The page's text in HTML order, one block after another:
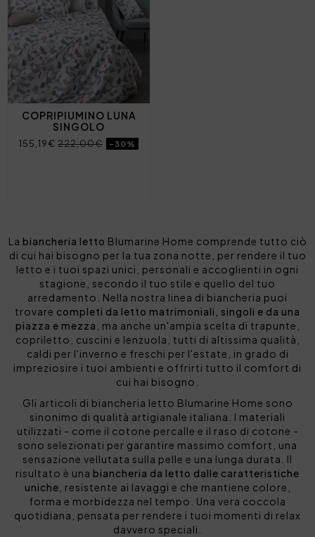
COPRIPIUMINO LUNA
SINGOLO
155,19€ 222,00€ -30%
La biancheria letto Blumarine Home comprende tutto ciò
di cui hai bisogno per la tua zona notte, per rendere il tuo
letto e i tuoi spazi unici, personali e accoglienti in ogni
stagione, secondo il tuo stile e quello del tuo
arredamento. Nella nostra linea di biancheria puoi
trovare completi da letto matrimoniali, singoli e da una
piazza e mezza , ma anche un'ampia scelta di trapunte,
copriletto, cuscini e lenzuola, tutti di altissima qualità,
caldi per l'inverno e freschi per l'estate, in grado di
impreziosire i tuoi ambienti e offrirti tutto il comfort di
cui hai bisogno.
Gli articoli di biancheria letto Blumarine Home sono
sinonimo di qualità artigianale italiana. I materiali
utilizzati - come il cotone percalle e il raso di cotone -
sono selezionati per garantire massimo comfort, una
sensazione vellutata sulla pelle e una lunga durata. Il
risultato è una biancheria da letto dalle caratteristiche
uniche , resistente ai lavaggi e che mantiene colore,
forma e morbidezza nel tempo. Una vera coccola
quotidiana, pensata per rendere i tuoi momenti di relax
davvero speciali.